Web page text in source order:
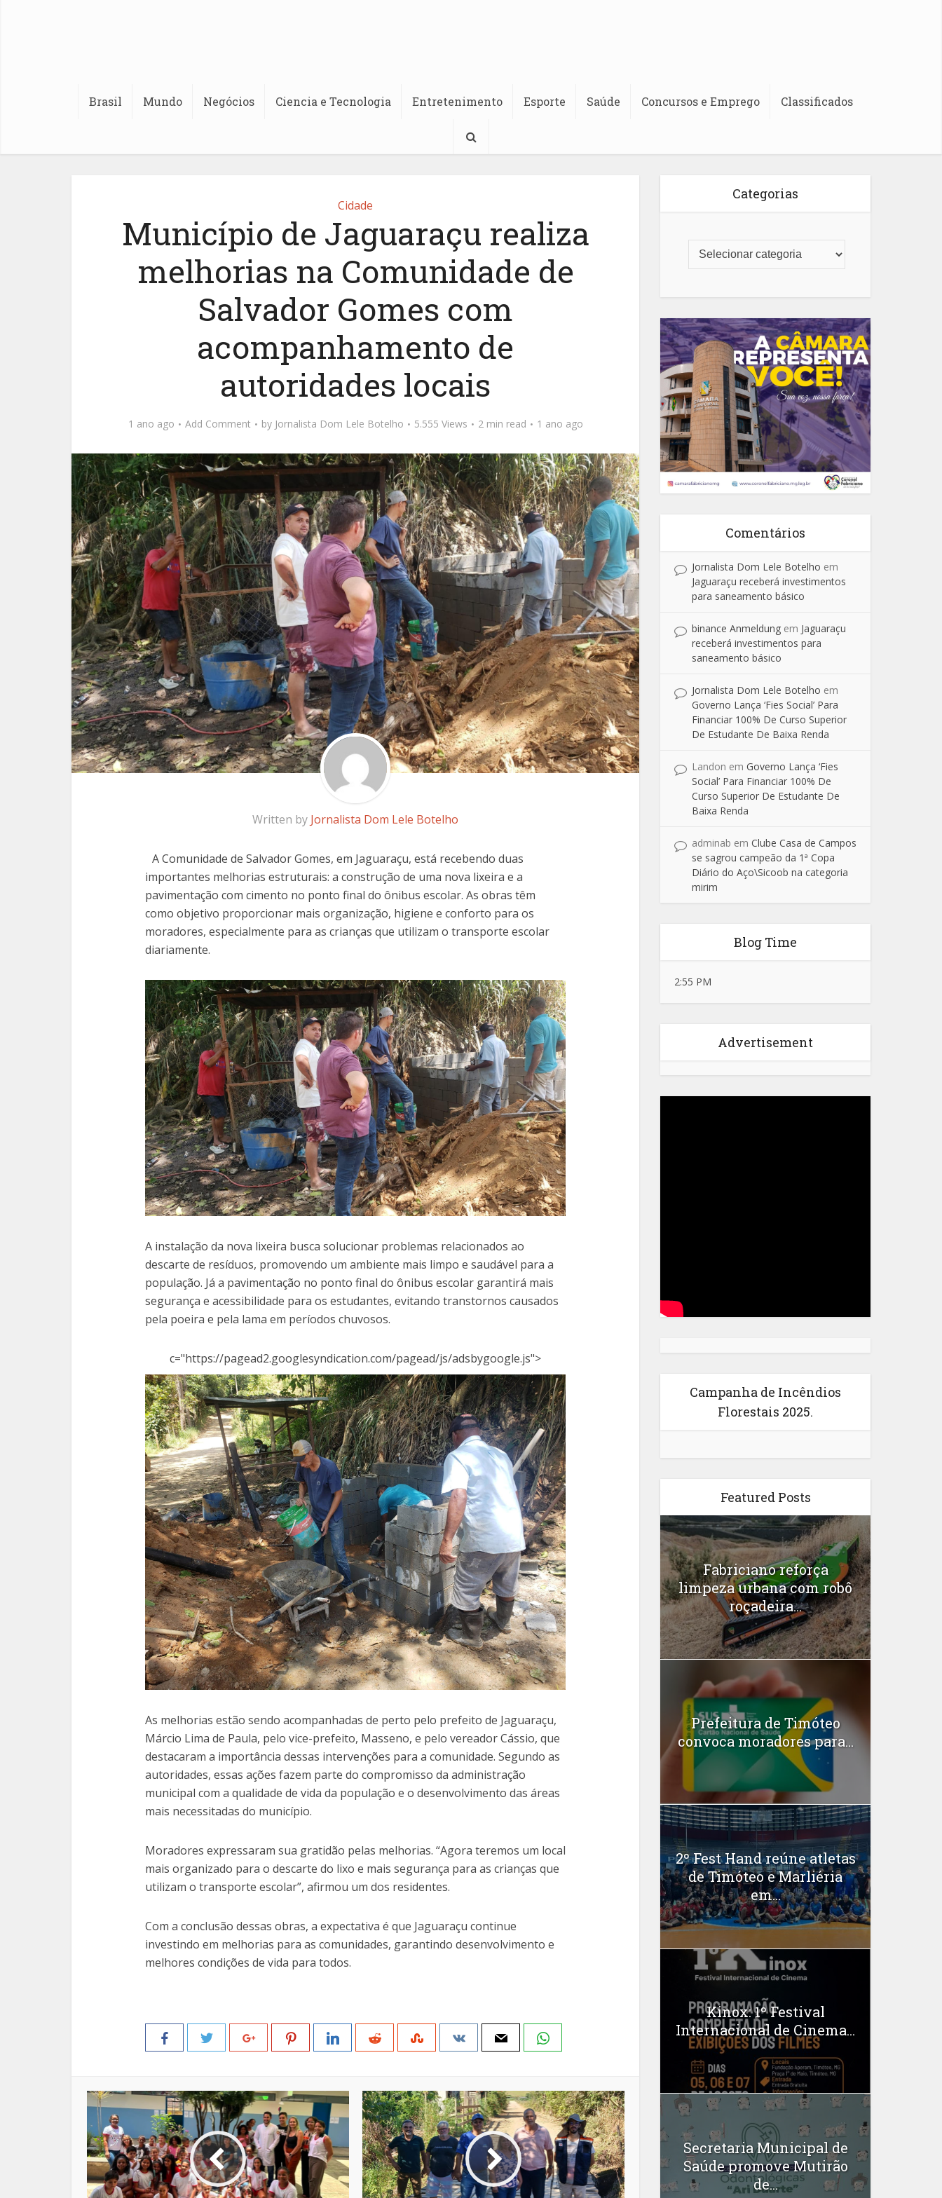
Brasil Mundo Negócios Ciencia e Tecnologia Entretenimento Esporte Saúde Concursos e Emprego Classificados
Cidade
Município de Jaguaraçu realiza
melhorias na Comunidade de
Salvador Gomes com
acompanhamento de
autoridades locais
1 ano ago Add Comment by Jornalista Dom Lele Botelho 5.555 Views 2 min read 1 ano ago
Written by Jornalista Dom Lele Botelho
A Comunidade de Salvador Gomes, em Jaguaraçu, está recebendo duas
importantes melhorias estruturais: a construção de uma nova lixeira e a
pavimentação com cimento no ponto final do ônibus escolar. As obras têm
como objetivo proporcionar mais organização, higiene e conforto para os
moradores, especialmente para as crianças que utilizam o transporte escolar
diariamente.
A instalação da nova lixeira busca solucionar problemas relacionados ao
descarte de resíduos, promovendo um ambiente mais limpo e saudável para a
população. Já a pavimentação no ponto final do ônibus escolar garantirá mais
segurança e acessibilidade para os estudantes, evitando transtornos causados
pela poeira e pela lama em períodos chuvosos.
c="https://pagead2.googlesyndication.com/pagead/js/adsbygoogle.js">
As melhorias estão sendo acompanhadas de perto pelo prefeito de Jaguaraçu,
Márcio Lima de Paula, pelo vice-prefeito, Masseno, e pelo vereador Cássio, que
destacaram a importância dessas intervenções para a comunidade. Segundo as
autoridades, essas ações fazem parte do compromisso da administração
municipal com a qualidade de vida da população e o desenvolvimento das áreas
mais necessitadas do município.
Moradores expressaram sua gratidão pelas melhorias. “Agora teremos um local
mais organizado para o descarte do lixo e mais segurança para as crianças que
utilizam o transporte escolar”, afirmou um dos residentes.
Com a conclusão dessas obras, a expectativa é que Jaguaraçu continue
investindo em melhorias para as comunidades, garantindo desenvolvimento e
melhores condições de vida para todos.
Categorias
Comentários
Jornalista Dom Lele Botelho em
Jaguaraçu receberá investimentos
para saneamento básico
binance Anmeldung em Jaguaraçu
receberá investimentos para
saneamento básico
Jornalista Dom Lele Botelho em
Governo Lança ‘Fies Social’ Para
Financiar 100% De Curso Superior
De Estudante De Baixa Renda
Landon em Governo Lança ‘Fies
Social’ Para Financiar 100% De
Curso Superior De Estudante De
Baixa Renda
adminab em Clube Casa de Campos
se sagrou campeão da 1ª Copa
Diário do Aço\Sicoob na categoria
mirim
Blog Time
2:55 PM
Advertisement
Campanha de Incêndios
Florestais 2025.
Featured Posts
Fabriciano reforça
limpeza urbana com robô
roçadeira...
Prefeitura de Timóteo
convoca moradores para...
2º Fest Hand reúne atletas
de Timóteo e Marliéria
em...
Kinox: 1º Festival
Internacional de Cinema...
Secretaria Municipal de
Saúde promove Mutirão
de...